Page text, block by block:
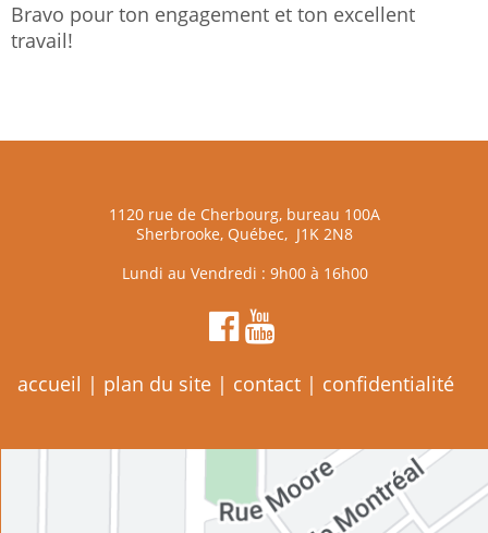
Bravo pour ton engagement et ton excellent
travail!
1120 rue de Cherbourg, bureau 100A
Sherbrooke, Québec, J1K 2N8
Lundi au Vendredi : 9h00 à 16h00
accueil | plan du site | contact | confidentialité